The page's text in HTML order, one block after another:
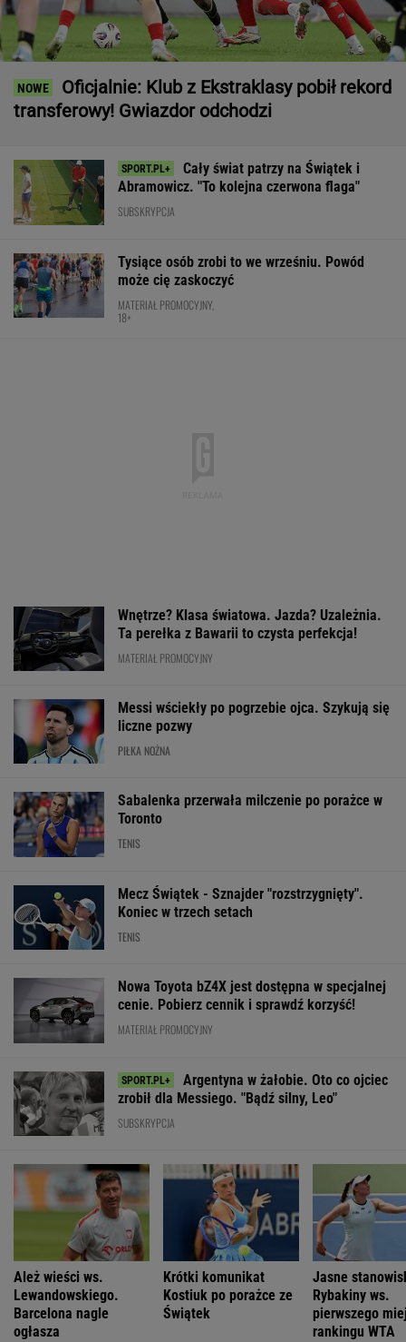
Oficjalnie: Klub z Ekstraklasy pobił rekord
transferowy! Gwiazdor odchodzi
Cały świat patrzy na Świątek i
Abramowicz. "To kolejna czerwona flaga"
SUBSKRYPCJA
Tysiące osób zrobi to we wrześniu. Powód
może cię zaskoczyć
MATERIAŁ PROMOCYJNY,
18+
Wnętrze? Klasa światowa. Jazda? Uzależnia.
Ta perełka z Bawarii to czysta perfekcja!
MATERIAŁ PROMOCYJNY
Messi wściekły po pogrzebie ojca. Szykują się
liczne pozwy
PIŁKA NOŻNA
Sabalenka przerwała milczenie po porażce w
Toronto
TENIS
Mecz Świątek - Sznajder "rozstrzygnięty".
Koniec w trzech setach
TENIS
Nowa Toyota bZ4X jest dostępna w specjalnej
cenie. Pobierz cennik i sprawdź korzyść!
MATERIAŁ PROMOCYJNY
Argentyna w żałobie. Oto co ojciec
zrobił dla Messiego. "Bądź silny, Leo"
SUBSKRYPCJA
Ależ wieści ws.
Lewandowskiego.
Barcelona nagle
ogłasza
Krótki komunikat
Kostiuk po porażce ze
Świątek
Jasne
Rybakiny ws.
pierwszego
rankingu WTA